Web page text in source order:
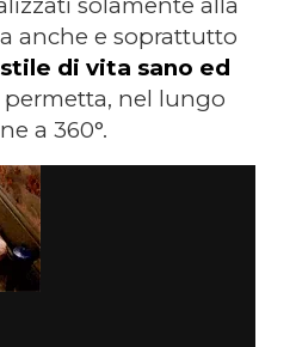
solamente alla
anche e soprattutto
di vita sano ed
permetta, nel lungo
a 360°.